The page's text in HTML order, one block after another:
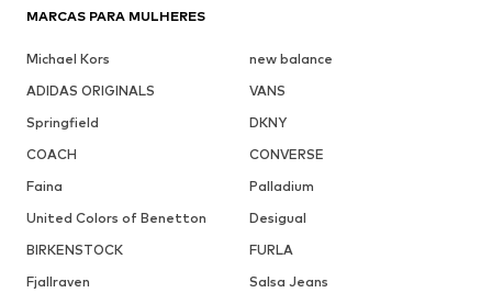
MARCAS PARA MULHERES
Michael Kors
new balance
ADIDAS ORIGINALS
VANS
Springfield
DKNY
COACH
CONVERSE
Faina
Palladium
United Colors of Benetton
Desigual
BIRKENSTOCK
FURLA
Fjallraven
Salsa Jeans